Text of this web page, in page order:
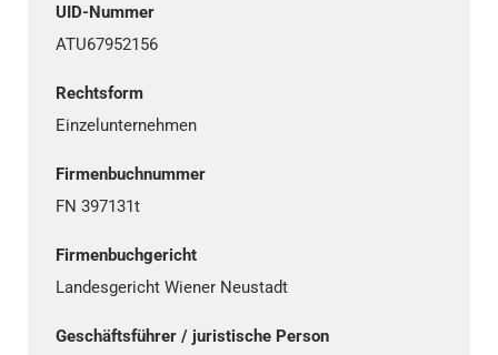
UID-Nummer
ATU67952156
Rechtsform
Einzelunternehmen
Firmenbuchnummer
FN 397131t
Firmenbuchgericht
Landesgericht Wiener Neustadt
Geschäftsführer / juristische Person